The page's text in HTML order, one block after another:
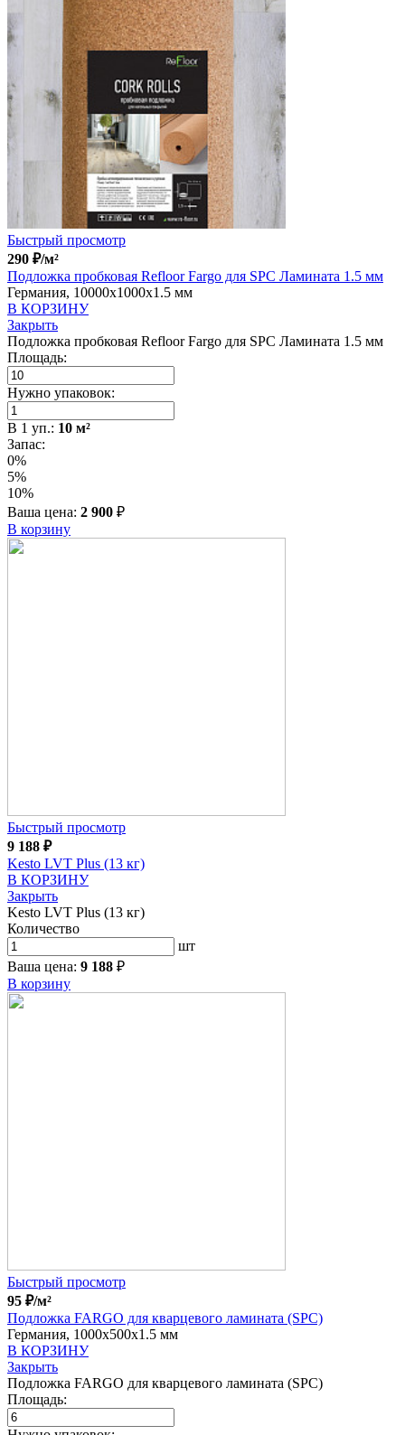
Быстрый просмотр
290 ₽/м²
Подложка пробковая Refloor Fargo для SPC Ламината 1.5 мм
Германия, 10000x1000x1.5 мм
В КОРЗИНУ
Закрыть
Подложка пробковая Refloor Fargo для SPC Ламината 1.5 мм
Площадь:
Нужно упаковок:
В 1 уп.: 10 м²
Запас:
0%
5%
10%
Ваша цена: 2 900 ₽
В корзину
Быстрый просмотр
9 188 ₽
Kesto LVT Plus (13 кг)
В КОРЗИНУ
Закрыть
Kesto LVT Plus (13 кг)
Количество
шт
Ваша цена: 9 188 ₽
В корзину
Быстрый просмотр
95 ₽/м²
Подложка FARGO для кварцевого ламината (SPC)
Германия, 1000x500x1.5 мм
В КОРЗИНУ
Закрыть
Подложка FARGO для кварцевого ламината (SPC)
Площадь: